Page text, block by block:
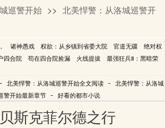
巡警开始 >> 北美悍警：从洛城巡警开
诸神愚戏 权欲：从乡镇到省委大院 官道无疆
绝对权
四合院 苟在四合院捡漏 火线提拔
最强狂兵Ⅱ：黑暗荣
- 北美悍警：从洛城巡警开始全文阅读 - 北美悍警：从洛城
警开始最新章节 - 好看的都市小说
斯克菲尔德之行